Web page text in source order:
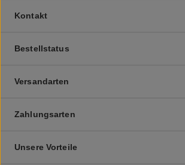
Kontakt
Bestellstatus
Versandarten
Zahlungsarten
Unsere Vorteile